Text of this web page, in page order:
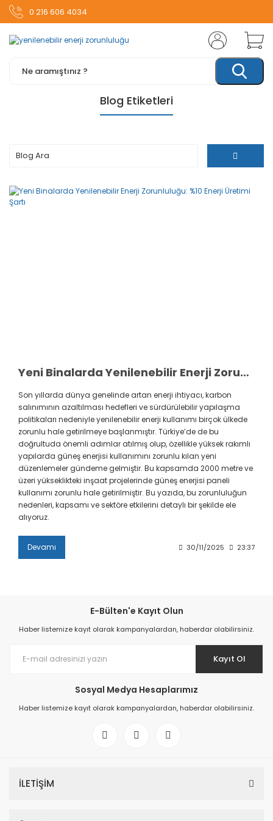
0 216 606 4034
Blog Etiketleri
Yeni Binalarda Yenilenebilir Enerji Zorunluluğu: %10 Enerji Üretimi Şartı
Son yıllarda dünya genelinde artan enerji ihtiyacı, karbon
salınımının azaltılması hedefleri ve sürdürülebilir yapılaşma
politikaları nedeniyle yenilenebilir enerji kullanımı birçok ülkede
zorunlu hale getirilmeye başlanmıştır. Türkiye’de de bu
doğrultuda önemli adımlar atılmış olup, özellikle yüksek rakımlı
yapılarda güneş enerjisi kullanımını zorunlu kılan yeni
düzenlemeler gündeme gelmiştir. Bu kapsamda 2000 metre ve
üzeri yükseklikteki inşaat projelerinde güneş enerjisi paneli
kullanımı zorunlu hale getirilmiştir. Bu yazıda, bu zorunluluğun
nedenleri, kapsamı ve sektöre etkilerini detaylı bir şekilde ele
alıyoruz.
Devamı 30/11/2025 23:37
E-Bülten'e Kayıt Olun
Haber listemize kayıt olarak kampanyalardan, haberdar olabilirsiniz.
Kayıt Ol
Sosyal Medya Hesaplarımız
Haber listemize kayıt olarak kampanyalardan, haberdar olabilirsiniz.
İLETİŞİM